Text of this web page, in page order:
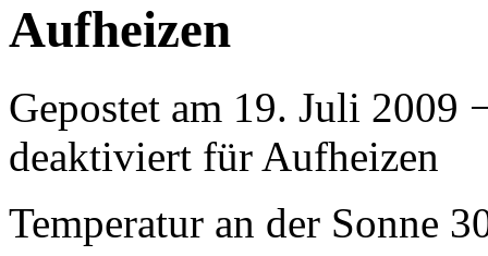
Aufheizen
Gepostet am 19. Juli 2009
deaktiviert für Aufheizen
Temperatur an der Sonne